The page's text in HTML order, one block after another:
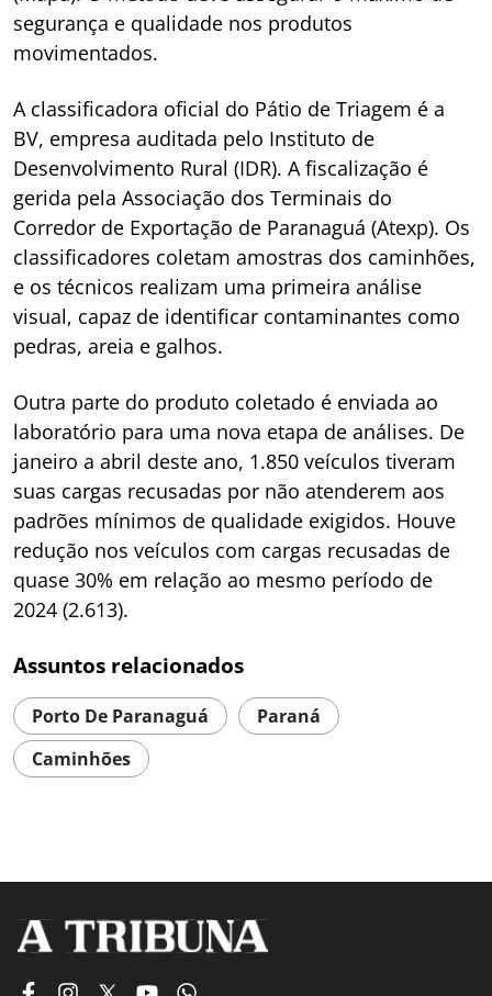
segurança e qualidade nos produtos
movimentados.
A classificadora oficial do Pátio de Triagem é a
BV, empresa auditada pelo Instituto de
Desenvolvimento Rural (IDR). A fiscalização é
gerida pela Associação dos Terminais do
Corredor de Exportação de Paranaguá (Atexp). Os
classificadores coletam amostras dos caminhões,
e os técnicos realizam uma primeira análise
visual, capaz de identificar contaminantes como
pedras, areia e galhos.
Outra parte do produto coletado é enviada ao
laboratório para uma nova etapa de análises. De
janeiro a abril deste ano, 1.850 veículos tiveram
suas cargas recusadas por não atenderem aos
padrões mínimos de qualidade exigidos. Houve
redução nos veículos com cargas recusadas de
quase 30% em relação ao mesmo período de
2024 (2.613).
Assuntos relacionados
Porto De Paranaguá
Paraná
Caminhões